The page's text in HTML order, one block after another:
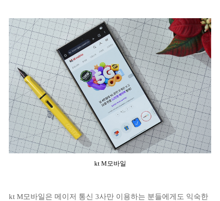
kt M모바일
kt M모바일은 메이저 통신 3사만 이용하는 분들에게도 익숙한